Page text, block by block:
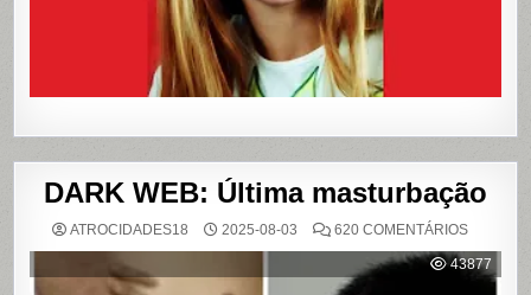
DARK WEB: Última masturbação
ATROCIDADES18 2025-08-03 620 COMENTÁRIOSEM
WEB:
ÚLTIMA
43877